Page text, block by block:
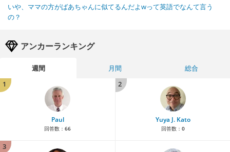
いや、ママの方がばあちゃんに似てるんだよwって英語でなんて言う
の？
アンカーランキング
週間 月間
総合
1
Paul
回答数： 66
2
Yuya J. Kato
回答数： 0
3